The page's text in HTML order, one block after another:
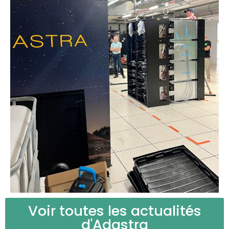
Voir toutes les actualités
d'Adastra